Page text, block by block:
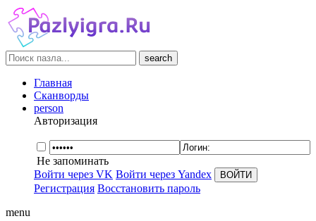
search
Главная
Сканворды
person
Авторизация
Не запоминать
Войти через VK Войти через Yandex
Регистрация Восстановить пароль
menu